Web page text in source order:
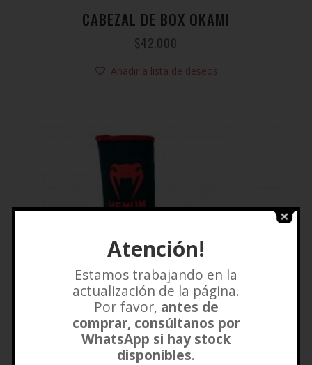
CABEZAL DE BOX OKAMI
$42.000
Añadir a lista de deseos
Atención!
Estamos trabajando en la
actualización de la página.
Por favor, antes de
comprar, consúltanos por
WhatsApp si hay stock
disponibles.